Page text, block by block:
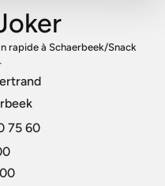
rapide à Schaerbeek/Snack
75 60